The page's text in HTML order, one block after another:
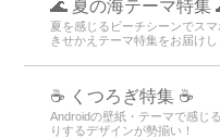
🌊 夏の海テーマ特集
夏を感じるビーチシーンでス
きせかえテーマ特集をお届け
☕ くつろぎ特集 ☕
Androidの壁紙・テーマで感じ
りするデザインが勢揃い！